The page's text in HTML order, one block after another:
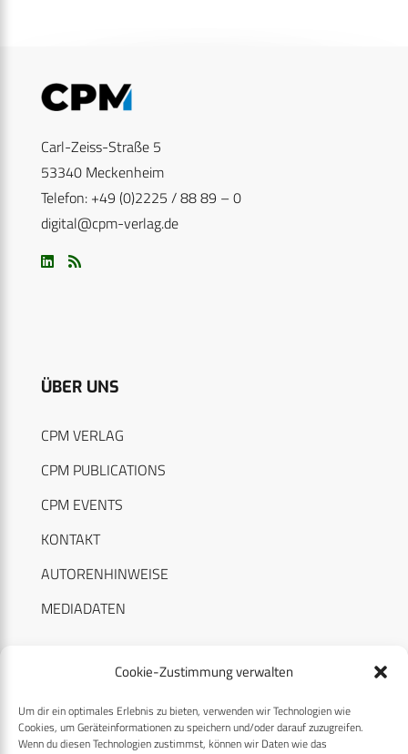
Cookie-Zustimmung verwalten
Um dir ein optimales Erlebnis zu bieten, verwenden wir Technologien wie
Cookies, um Geräteinformationen zu speichern und/oder darauf zuzugreifen.
Wenn du diesen Technologien zustimmst, können wir Daten wie das
Carl-Zeiss-Straße 5
53340 Meckenheim
Telefon: +49 (0)2225 / 88 89 – 0
digital@cpm-verlag.de
ÜBER UNS
CPM VERLAG
CPM PUBLICATIONS
CPM EVENTS
KONTAKT
AUTORENHINWEISE
MEDIADATEN
RECHTLICHES